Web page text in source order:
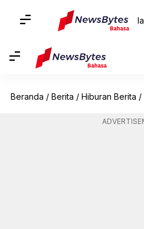
Beranda / Berita / Hiburan Berita /